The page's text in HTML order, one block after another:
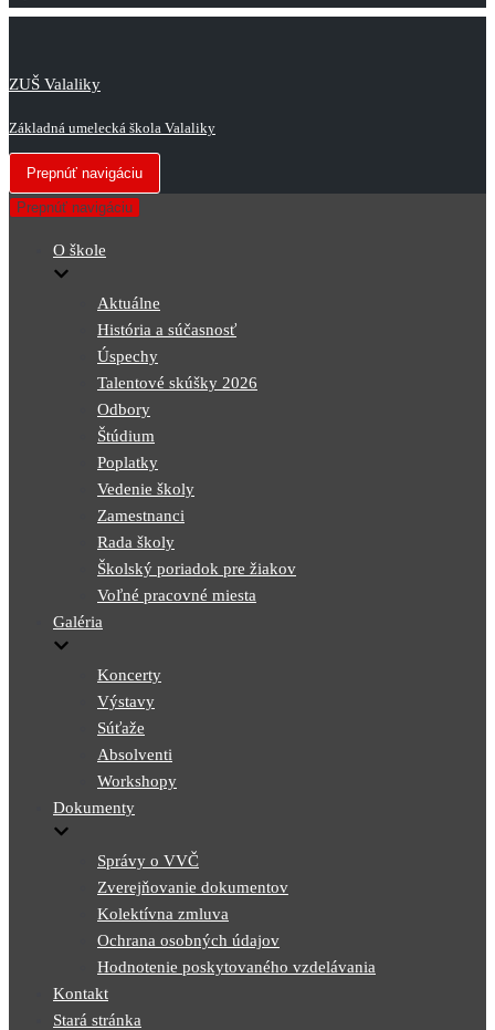
ZUŠ Valaliky
Základná umelecká škola Valaliky
Prepnúť navigáciu
Prepnúť navigáciu
O škole
Aktuálne
História a súčasnosť
Úspechy
Talentové skúšky 2026
Odbory
Štúdium
Poplatky
Vedenie školy
Zamestnanci
Rada školy
Školský poriadok pre žiakov
Voľné pracovné miesta
Galéria
Koncerty
Výstavy
Súťaže
Absolventi
Workshopy
Dokumenty
Správy o VVČ
Zverejňovanie dokumentov
Kolektívna zmluva
Ochrana osobných údajov
Hodnotenie poskytovaného vzdelávania
Kontakt
Stará stránka